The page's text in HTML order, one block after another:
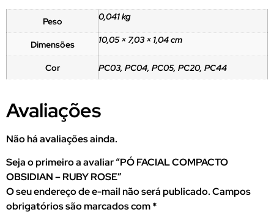
Peso 0,041 kg
Dimensões 10,05 × 7,03 × 1,04 cm
Cor PC03, PC04, PC05, PC20, PC44
Avaliações
Não há avaliações ainda.
Seja o primeiro a avaliar “PÓ FACIAL COMPACTO
OBSIDIAN – RUBY ROSE”
O seu endereço de e-mail não será publicado.Campos
obrigatórios são marcados com*